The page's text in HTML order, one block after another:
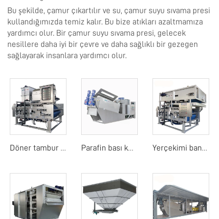
Bu şekilde, çamur çıkartılır ve su, çamur suyu sıvama presi
kullandığımızda temiz kalır. Bu bize atıkları azaltmamıza
yardımcı olur. Bir çamur suyu sıvama presi, gelecek
nesillere daha iyi bir çevre ve daha sağlıklı bir gezegen
sağlayarak insanlara yardımcı olur.
Döner tambur bant filtre basıncı Parafin bası kurutucu Yerçekimi bant filtre basıncı